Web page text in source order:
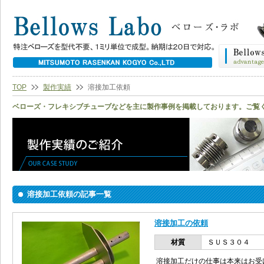
TOP 製作実績 溶接加工依頼
ベローズ・フレキシブチューブなどを主に製作事例を掲載しております。ご覧
溶接加工依頼の記事一覧
溶接加工の依頼
材質 ＳＵＳ３０４
溶接加工だけの仕事は本来はお